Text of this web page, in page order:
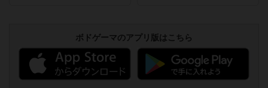
ボドゲーマのアプリ版はこちら